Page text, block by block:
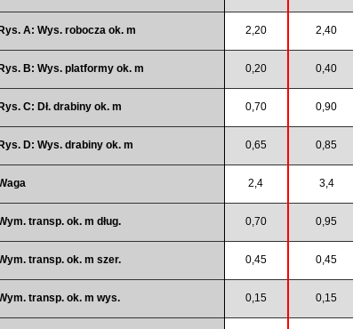
A: Wys. robocza ok. m 2,20 2,40
B: Wys. platformy ok. m 0,20 0,40
C: Dł. drabiny ok. m 0,70 0,90
D: Wys. drabiny ok. m 0,65 0,85
2,4 3,4
transp. ok. m dług. 0,70 0,95
transp. ok. m szer. 0,45 0,45
transp. ok. m wys. 0,15 0,15